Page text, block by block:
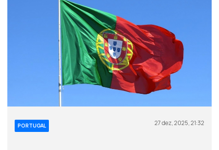
PORTUGAL 27 dez, 2025, 21:32